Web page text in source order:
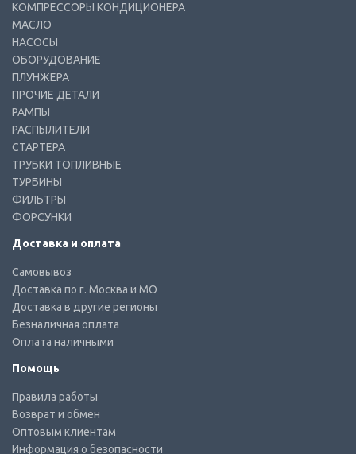
КОМПРЕССОРЫ КОНДИЦИОНЕРА
МАСЛО
НАСОСЫ
ОБОРУДОВАНИЕ
ПЛУНЖЕРА
ПРОЧИЕ ДЕТАЛИ
РАМПЫ
РАСПЫЛИТЕЛИ
СТАРТЕРА
ТРУБКИ ТОПЛИВНЫЕ
ТУРБИНЫ
ФИЛЬТРЫ
ФОРСУНКИ
Доставка и оплата
Самовывоз
Доставка по г. Москва и МО
Доставка в другие регионы
Безналичная оплата
Оплата наличными
Помощь
Правила работы
Возврат и обмен
Оптовым клиентам
Информация о безопасности